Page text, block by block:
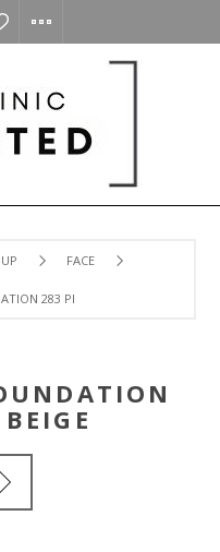
FACE
283 PINK BEIGE